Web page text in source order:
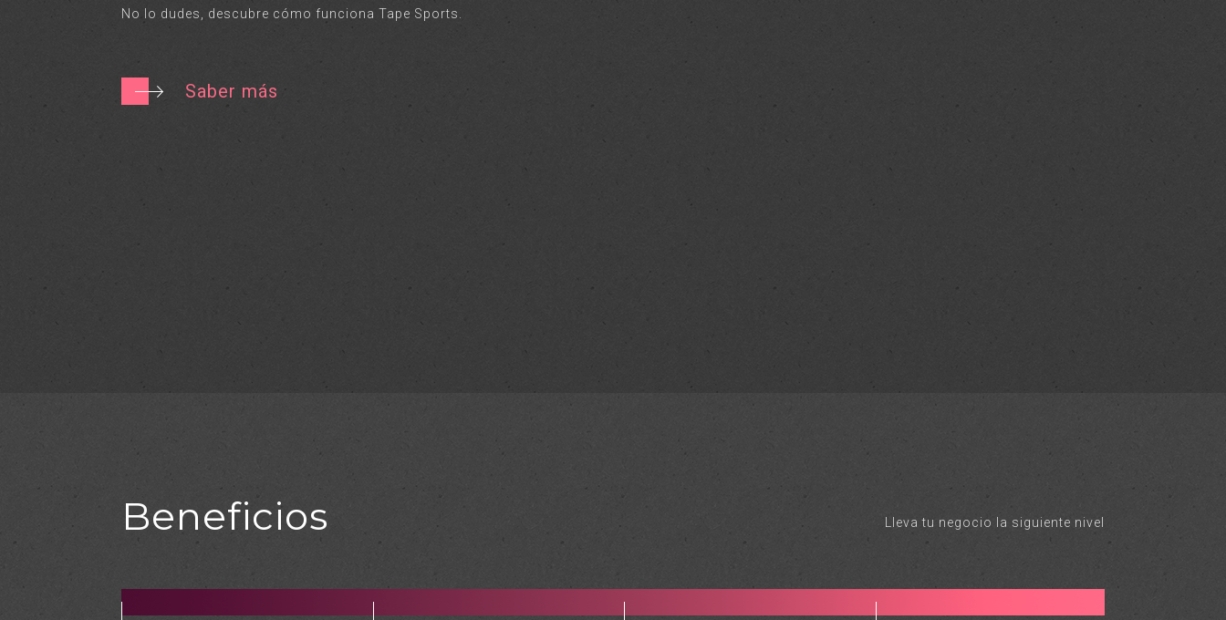
No lo dudes, descubre cómo funciona Tape Sports.
Saber más
Beneficios Lleva tu negocio la siguiente nivel